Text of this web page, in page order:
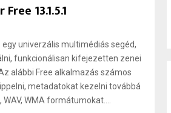
13.1.5.1
egy univerzális multimédiás segéd,
funkcionálisan kifejezetten zenei
alábbi Free alkalmazás számos
metadatokat kezelni továbbá
WMA formátumokat....